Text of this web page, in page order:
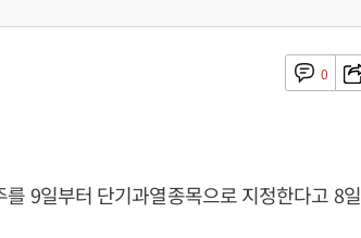
0
9일부터 단기과열종목으로 지정한다고 8일